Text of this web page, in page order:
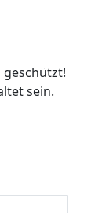
geschützt!
sein.